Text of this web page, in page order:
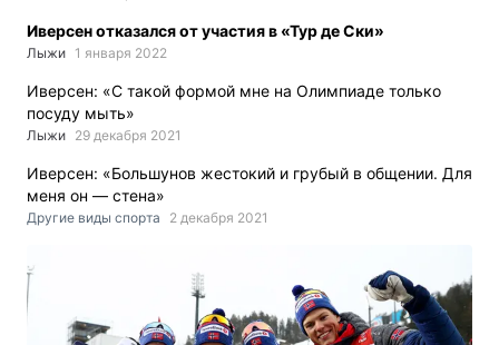
Иверсен отказался от участия в «Тур де Ски»
Лыжи 1 января 2022
Иверсен: «С такой формой мне на Олимпиаде только
посуду мыть»
Лыжи 29 декабря 2021
Иверсен: «Большунов жестокий и грубый в общении. Для
меня он — стена»
Другие виды спорта 2 декабря 2021